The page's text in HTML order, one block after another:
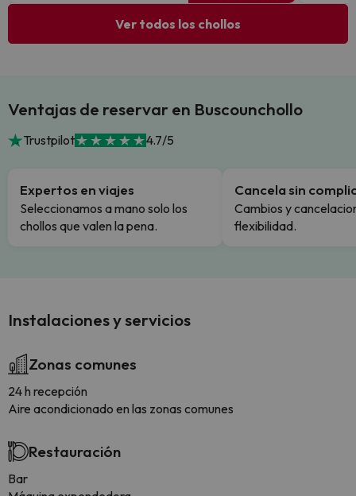
Ver todos los chollos
Ventajas de reservar en Buscounchollo
Trustpilot 4.7/5
Expertos en viajes
Seleccionamos a mano solo los
chollos que valen la pena.
Cancela sin
Cambios y
flexibilidad.
Instalaciones y servicios
Zonas comunes
24 h recepción
Aire acondicionado en las zonas comunes
Restauración
Bar